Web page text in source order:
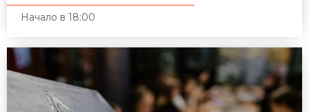
Начало в 18:00